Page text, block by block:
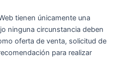
tienen únicamente una
ninguna circunstancia deben
oferta de venta, solicitud de
para realizar